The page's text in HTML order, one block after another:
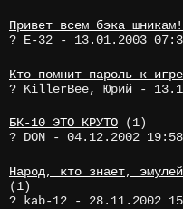
Привет всем
? E-32 - 13.01.2003
Кто помнит пароль к
? KillerBee, Юрий -
БК-10 ЭТО КРУТО (1)
? DON - 04.12.2002 19:58
Народ, кто знает,
(1)
? kab-12 - 28.11.2002